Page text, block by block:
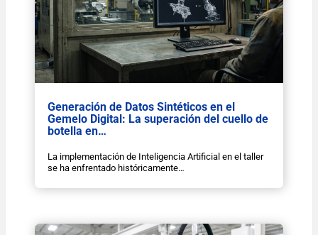
Generación de Datos Sintéticos en el
Gemelo Digital: La superación del cuello de
botella en…
La implementación de Inteligencia Artificial en el taller
se ha enfrentado históricamente…